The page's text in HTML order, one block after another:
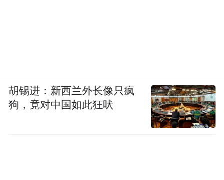
胡锡进：新西兰外长像只疯
狗，竟对中国如此狂吠